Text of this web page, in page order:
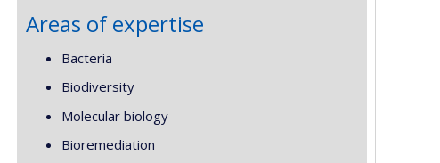
Areas of expertise
Bacteria
Biodiversity
Molecular biology
Bioremediation